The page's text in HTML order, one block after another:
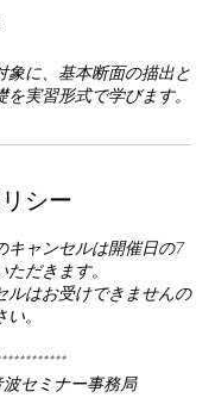
象に、基本断面の描出と
実習形式で学びます。
シー
キャンセルは開催日の7
だきます。
ルはお受けできませんの
。
波セミナー事務局